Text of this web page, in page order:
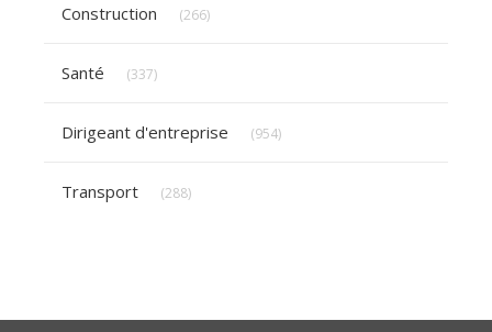
Construction (266)
Santé (337)
Dirigeant d'entreprise (954)
Transport (288)